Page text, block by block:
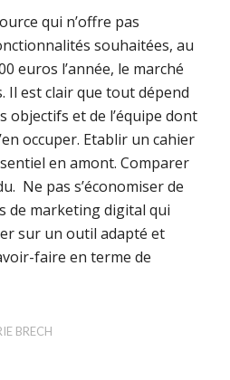
qui n’offre pas
souhaitées, au
euros l’année, le marché
Il est clair que tout dépend
objectifs et de l’équipe dont
occuper. Etablir un cahier
en amont. Comparer
Ne pas s’économiser de
de marketing digital qui
sur un outil adapté et
faire en terme de
BRECH